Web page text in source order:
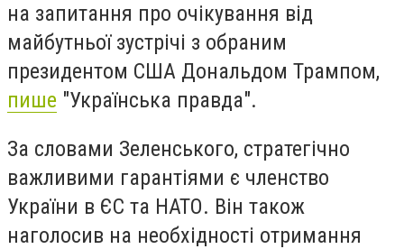
на запитання про очікування від
майбутньої зустрічі з обраним
президентом США Дональдом Трампом,
пише "Українська правда".
За словами Зеленського, стратегічно
важливими гарантіями є членство
України в ЄС та НАТО. Він також
наголосив на необхідності отримання